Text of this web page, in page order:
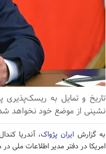
تاریخ و تمایل به
نشینی از موضع خود نخواهد
به گزارش ایران پژواک، آندریا
امریکا در دفتر مدیر اطلاعات ملی